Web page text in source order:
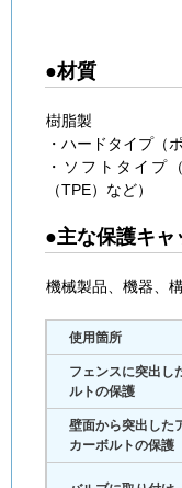
●材質
樹脂製
・ハードタイプ（
・ソフトタイプ
（TPE）など）
●主な保護キャ
機械製品、機器、
使用箇所
フェンスに突出し
ルトの保護
壁面から突出した
カーボルトの保護